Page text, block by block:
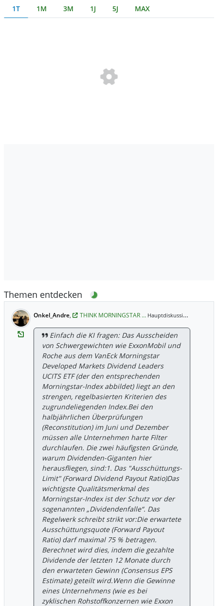
1T 1M 3M 1J 5J MAX
Themen entdecken
Onkel_Andre, THINK MORNINGSTAR … Hauptdiskussion,
Einfach die KI fragen: Das Ausscheiden
von Schwergewichten wie ExxonMobil und
Roche aus dem VanEck Morningstar
Developed Markets Dividend Leaders
UCITS ETF (der den entsprechenden
Morningstar-Index abbildet) liegt an den
strengen, regelbasierten Kriterien des
zugrundeliegenden Index. ​Bei den
halbjährlichen Überprüfungen
(Reconstitution) im Juni und Dezember
müssen alle Unternehmen harte Filter
durchlaufen. Die zwei häufigsten Gründe,
warum Dividenden-Giganten hier
herausfliegen, sind: ​1. Das "Ausschüttungs-
Limit" (Forward Dividend Payout Ratio) ​Das
wichtigste Qualitätsmerkmal des
Morningstar-Index ist der Schutz vor der
sogenannten „Dividendenfalle“. Das
Regelwerk schreibt strikt vor: ​Die erwartete
Ausschüttungsquote (Forward Payout
Ratio) darf maximal 75 % betragen. ​
Berechnet wird dies, indem die gezahlte
Dividende der letzten 12 Monate durch
den erwarteten Gewinn (Consensus EPS
Estimate) geteilt wird. ​Wenn die Gewinne
eines Unternehmens (wie es bei
zyklischen Rohstoffkonzernen wie Exxon